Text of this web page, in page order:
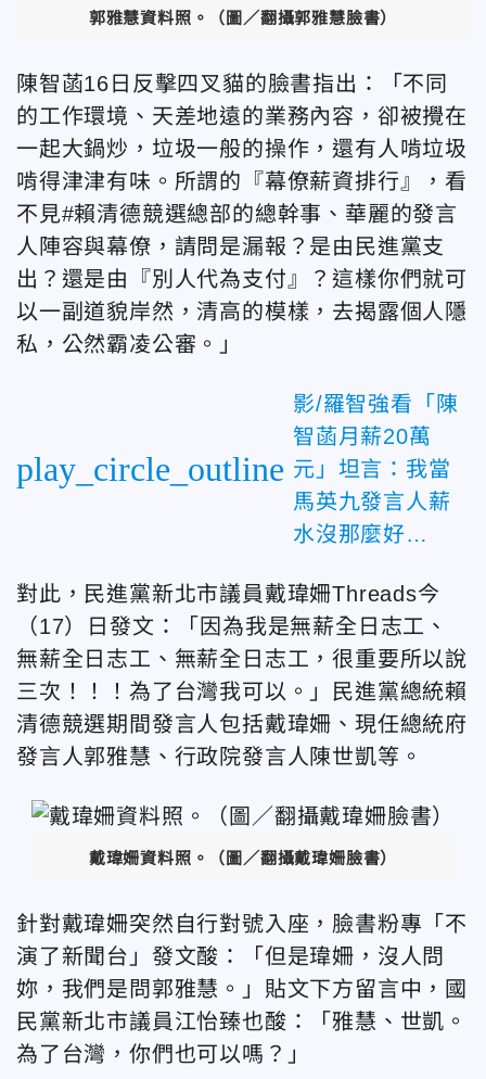
郭雅慧資料照。（圖／翻攝郭雅慧臉書）
陳智菡16日反擊四叉貓的臉書指出：「不同
的工作環境、天差地遠的業務內容，卻被攪在
一起大鍋炒，垃圾一般的操作，還有人啃垃圾
啃得津津有味。所謂的『幕僚薪資排行』，看
不見#賴清德競選總部的總幹事、華麗的發言
人陣容與幕僚，請問是漏報？是由民進黨支
出？還是由『別人代為支付』？這樣你們就可
以一副道貌岸然，清高的模樣，去揭露個人隱
私，公然霸凌公審。」
play_circle_outline
影/羅智強看「陳
智菡月薪20萬
元」坦言：我當
馬英九發言人薪
水沒那麼好…
對此，民進黨新北市議員戴瑋姍Threads今
（17）日發文：「因為我是無薪全日志工、
無薪全日志工、無薪全日志工，很重要所以說
三次！！！為了台灣我可以。」民進黨總統賴
清德競選期間發言人包括戴瑋姍、現任總統府
發言人郭雅慧、行政院發言人陳世凱等。
戴瑋姍資料照。（圖／翻攝戴瑋姍臉書）
針對戴瑋姍突然自行對號入座，臉書粉專「不
演了新聞台」發文酸：「但是瑋姍，沒人問
妳，我們是問郭雅慧。」貼文下方留言中，國
民黨新北市議員江怡臻也酸：「雅慧、世凱。
為了台灣，你們也可以嗎？」